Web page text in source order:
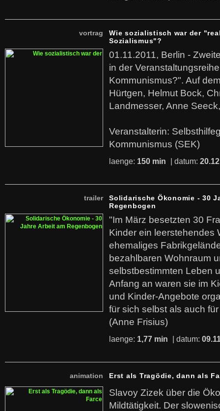
vortrag
Wie sozialistisch war der
Sozialismus"?
01.11.2011, Berlin -
in der
Kommunismus?". Auf
Hürtgen, Helmut Bock,
Landmesser, Anne
Veranstalterin:
Kommunismus (SEK)
laenge: 150 min | datum:
trailer
Solidarische Ökonomie - 30
Regenbogen
"Im März besetzten 30
Kinder ein leerstehendes
ehemaliges
bezahlbaren Wohnraum
selbstbestimmten Leben
Anfang an waren sie im
und Kinder-Angebote
für sich selbst als auch
(Anne Frisius)
laenge: 1,77 min | datum:
animation Erst als Tragödie, dann als
Slavoy Zizek über die
Mildtätigkeit. Der